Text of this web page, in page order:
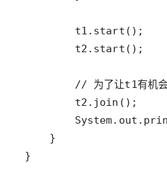
}